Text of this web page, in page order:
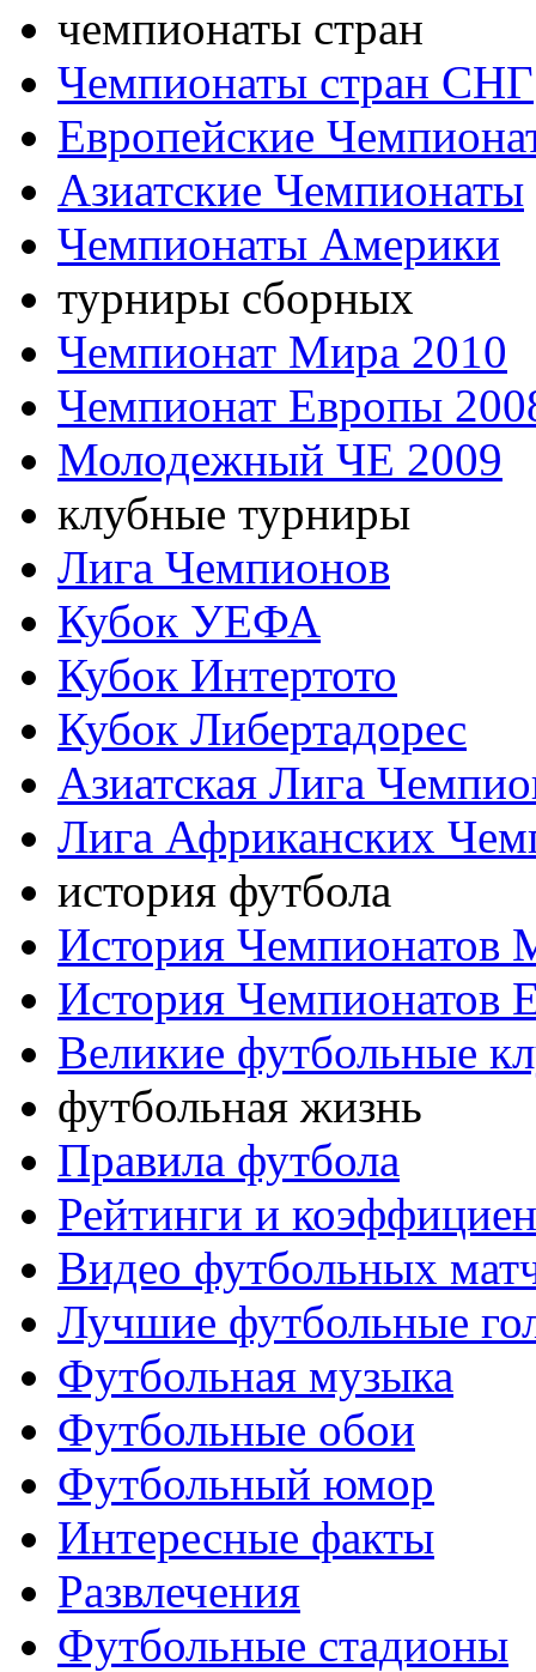
чемпионаты стран
Чемпионаты стран СНГ
Европейские
Азиатские Чемпионаты
Чемпионаты Америки
турниры сборных
Чемпионат Мира 2010
Чемпионат Европы
Молодежный ЧЕ 2009
клубные турниры
Лига Чемпионов
Кубок УЕФА
Кубок Интертото
Кубок Либертадорес
Азиатская Лига
Лига Африканских
история футбола
История Чемпионатов
История Чемпионатов
Великие футбольные
футбольная жизнь
Правила футбола
Рейтинги и
Видео футбольных
Лучшие футбольные
Футбольная музыка
Футбольные обои
Футбольный юмор
Интересные факты
Развлечения
Футбольные стадионы